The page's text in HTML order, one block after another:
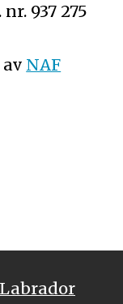
937 275
NAF
Labrador